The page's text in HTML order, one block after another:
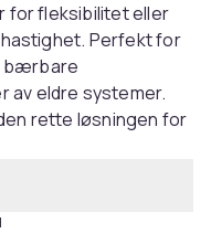
for fleksibilitet eller
Perfekt for
bærbare
av eldre systemer.
rette løsningen for